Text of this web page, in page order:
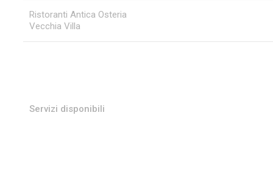
Ristoranti Antica Osteria
Vecchia Villa
Servizi disponibili